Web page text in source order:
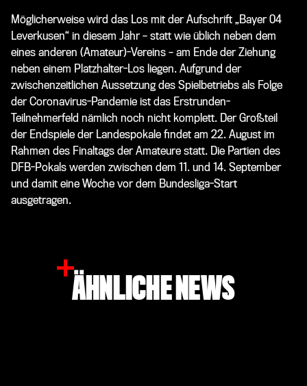
Möglicherweise wird das Los mit der Aufschrift „Bayer 04
Leverkusen“ in diesem Jahr – statt wie üblich neben dem
eines anderen (Amateur)-Vereins – am Ende der Ziehung
neben einem Platzhalter-Los liegen. Aufgrund der
zwischenzeitlichen Aussetzung des Spielbetriebs als Folge
der Coronavirus-Pandemie ist das Erstrunden-
Teilnehmerfeld nämlich noch nicht komplett. Der Großteil
der Endspiele der Landespokale findet am 22. August im
Rahmen des Finaltags der Amateure statt. Die Partien des
DFB-Pokals werden zwischen dem 11. und 14. September
und damit eine Woche vor dem Bundesliga-Start
ausgetragen.
ÄHNLICHE NEWS